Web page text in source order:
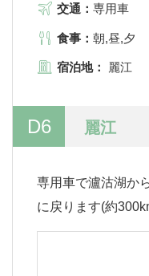
交通： 専用車
食事： 朝,昼,夕
宿泊地： 麗江
D6 麗江
専用車で瀘沽湖か
に戻ります(約